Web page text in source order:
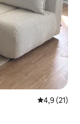
Prosječna
4,9 (21)